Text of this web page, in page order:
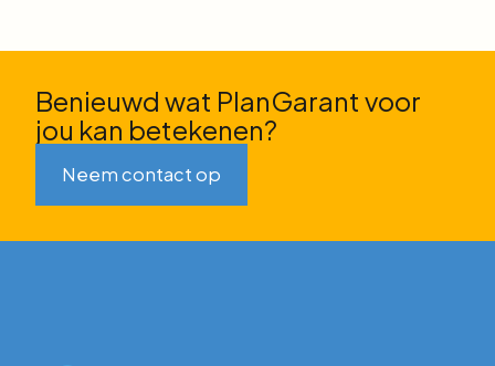
Benieuwd wat PlanGarant voor
jou kan betekenen?
Neem contact op